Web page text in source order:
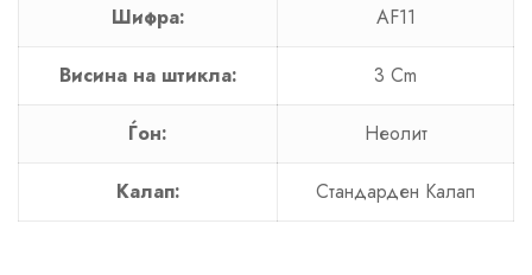
Шифра: AF11
Висина на штикла: 3 Cm
Ѓон: Неолит
Калап: Стандарден Калап